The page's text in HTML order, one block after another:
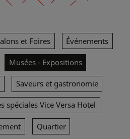
et Foires Événements
Musées - Expositions
Saveurs et gastronomie
spéciales Vice Versa Hotel
Quartier